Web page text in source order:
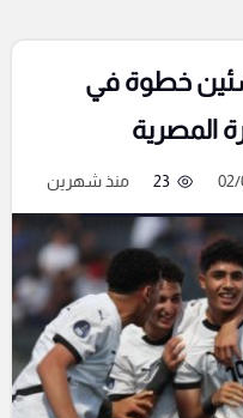
خطوة في
المصرية
23 منذ شهرين